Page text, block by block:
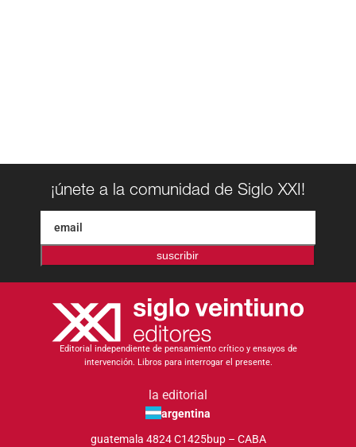
¡únete a la comunidad de Siglo XXI!
suscribir
Editorial independiente de pensamiento crítico y ensayos de
intervención. Libros para interrogar el presente.
la editorial
argentina
guatemala 4824 C1425bup – CABA